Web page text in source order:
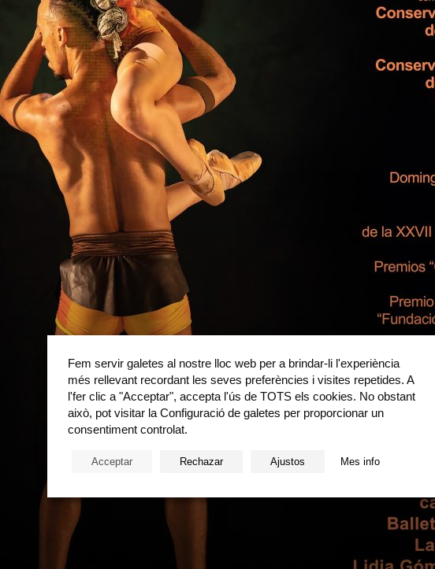
Fem servir galetes al nostre lloc web per a brindar-li l'experiència
més rellevant recordant les seves preferències i visites repetides. A
l'fer clic a "Acceptar", accepta l'ús de TOTS els cookies. No obstant
això, pot visitar la Configuració de galetes per proporcionar un
consentiment controlat.
Acceptar Rechazar Ajustos Mes info